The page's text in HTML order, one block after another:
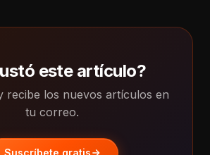
este artículo?
recibe los nuevos artículos en
tu correo.